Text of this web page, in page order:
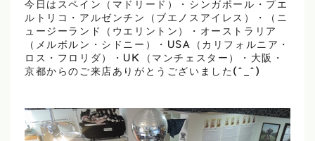
今日はスペイン（マドリード）・シンガポール・プエ
ルトリコ・アルゼンチン（ブエノスアイレス）・（ニ
ュージーランド（ウエリントン）・オーストラリア
（メルボルン・シドニー）・USA（カリフォルニア・
ロス・フロリダ）・UK（マンチェスター）・大阪・
京都からのご来店ありがとうございました(^_^)